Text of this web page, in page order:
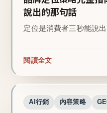
說出的那句話
定位是消費者三秒能說
閱讀全文
AI行銷 內容策略